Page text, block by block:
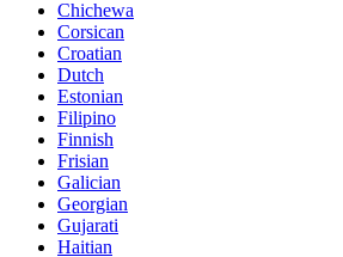
Chichewa
Corsican
Croatian
Dutch
Estonian
Filipino
Finnish
Frisian
Galician
Georgian
Gujarati
Haitian